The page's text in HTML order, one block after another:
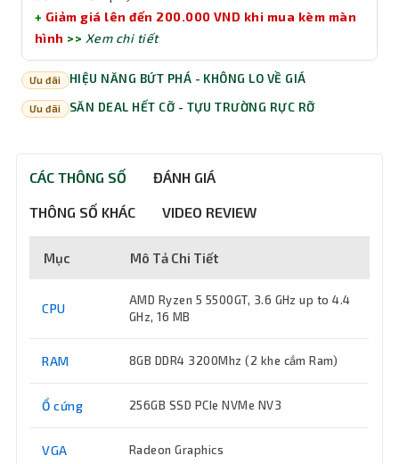
+ Giảm giá lên đến 200.000 VND khi mua kèm màn
hình >> Xem chi tiết
Ưu đãi HIỆU NĂNG BỨT PHÁ - KHÔNG LO VỀ GIÁ
Ưu đãi SĂN DEAL HẾT CỠ - TỰU TRƯỜNG RỰC RỠ
CÁC THÔNG SỐ ĐÁNH GIÁ
THÔNG SỐ KHÁC VIDEO REVIEW
Mục Mô Tả Chi Tiết
CPU
AMD Ryzen 5 5500GT, 3.6 GHz up to 4.4
GHz, 16 MB
RAM 8GB DDR4 3200Mhz (2 khe cắm Ram)
Ổ cứng 256GB SSD PCIe NVMe NV3
VGA Radeon Graphics